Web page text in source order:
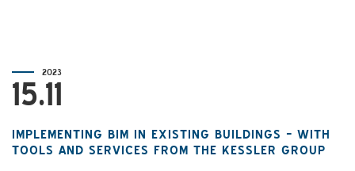
2023
15.11
IMPLEMENTING BIM IN EXISTING BUILDINGS – WITH
TOOLS AND SERVICES FROM THE KESSLER GROUP